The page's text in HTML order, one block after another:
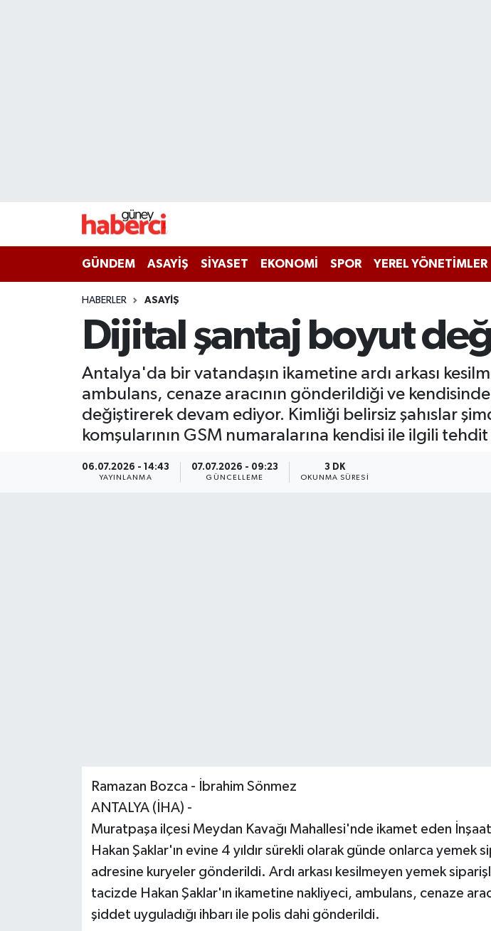
GÜNDEM ASAYİŞ SİYASET EKONOMİ SPOR YEREL YÖNETİMLER
HABERLER ASAYİŞ
Dijital şantaj boyut
Antalya'da bir vatandaşın ikametine ardı arkası
ambulans, cenaze aracının gönderildiği ve
değiştirerek devam ediyor. Kimliği belirsiz şahıslar
komşularının GSM numaralarına kendisi ile ilgili
06.07.2026 - 14:43
YAYINLANMA
07.07.2026 - 09:23
GÜNCELLEME
3 DK
OKUNMA SÜRESI
Ramazan Bozca - İbrahim Sönmez
ANTALYA (İHA) -
Muratpaşa ilçesi Meydan Kavağı Mahallesi'nde ikamet eden
Hakan Şaklar'ın evine 4 yıldır sürekli olarak günde onlarca yemek
adresine kuryeler gönderildi. Ardı arkası kesilmeyen yemek
tacizde Hakan Şaklar'ın ikametine nakliyeci, ambulans, cenaze
şiddet uyguladığı ihbarı ile polis dahi gönderildi.
Haber Arşivi